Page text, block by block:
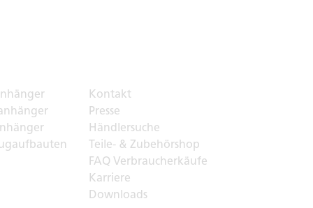
Kontakt
Presse
Händlersuche
Teile- & Zubehörshop
FAQ Verbraucherkäufe
Karriere
Downloads